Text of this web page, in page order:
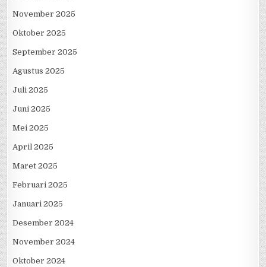
November 2025
Oktober 2025
September 2025
Agustus 2025
Juli 2025
Juni 2025
Mei 2025
April 2025
Maret 2025
Februari 2025
Januari 2025
Desember 2024
November 2024
Oktober 2024